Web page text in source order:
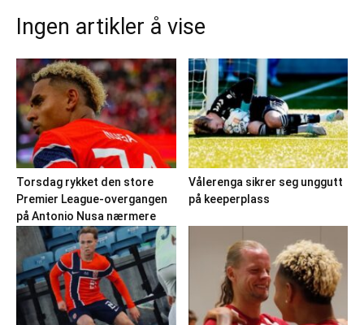
Ingen artikler å vise
Torsdag rykket den store
Premier League-overgangen
på Antonio Nusa nærmere
Vålerenga sikrer seg unggutt
på keeperplass